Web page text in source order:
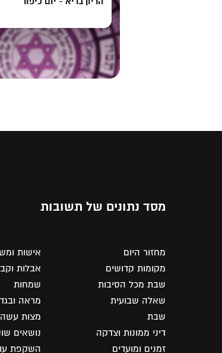
מסד נתונים של תשובות
מחזור היום
מקומות קדושים
שבת מכל הסיבות
שאלה שבועית
שבת
דיני ממונות וצדקה
זמנים ומועדים
אישות
אבלות
שמחות
מראה
מצות
נושאים
השקפת